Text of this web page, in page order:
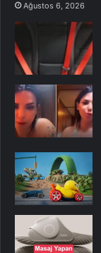
Ağustos 6, 2026